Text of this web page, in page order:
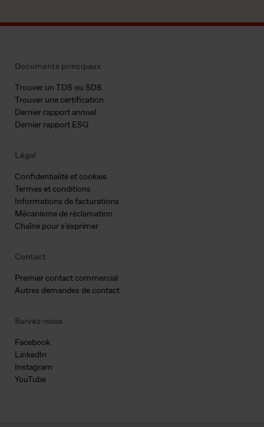
Documents principaux
Trouver un TDS ou SDS
Trouver une certification
Dernier rapport annuel
Dernier rapport ESG
Légal
Confidentialité et cookies
Termes et conditions
Informations de facturations
Mécanisme de réclamation
Chaîne pour s'exprimer
Contact
Premier contact commercial
Autres demandes de contact
Suivez-nous
Facebook
LinkedIn
Instagram
YouTube